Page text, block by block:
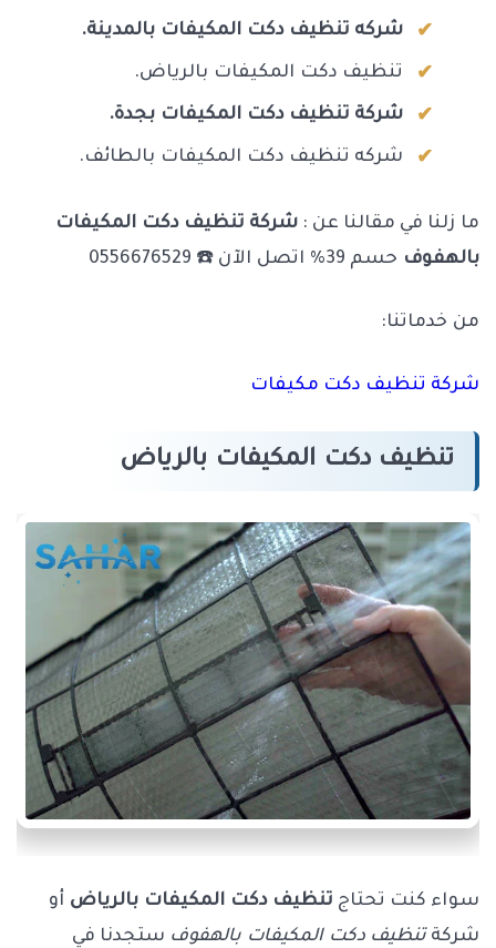
شركه تنظيف دكت المكيفات بالمدينة.
تنظيف دكت المكيفات بالرياض.
شركة تنظيف دكت المكيفات بجدة.
شركه تنظيف دكت المكيفات بالطائف.
ما زلنا في مقالنا عن : شركة تنظيف دكت المكيفات
بالهفوف حسم 39% اتصل الآن ☎️ 0556676529
من خدماتنا:
شركة تنظيف دكت مكيفات
تنظيف دكت المكيفات بالرياض
سواء كنت تحتاج تنظيف دكت المكيفات بالرياض أو
شركة تنظيف دكت المكيفات بالهفوف ستجدنا في